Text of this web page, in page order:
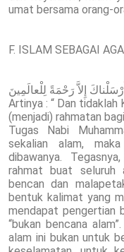
umat bersama orang-
F. ISLAM SEBAGAI
إِلاَّ رَحْمَةً لِلْعالَمِينَ
Artinya : “ Dan tidaklah
(menjadi) rahmatan
Tugas Nabi
sekalian alam,
dibawanya.
rahmat buat seluruh
bencan dan
bentuk kalimat yang
mendapat pengertian
“bukan bencana
alam ini bukan untuk